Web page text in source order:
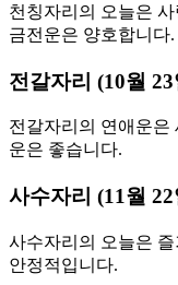
천칭자리의 오늘은
금전운은 양호합니다.
전갈자리 (10월
전갈자리의 연애운은
운은 좋습니다.
사수자리 (11월
사수자리의 오늘은
안정적입니다.